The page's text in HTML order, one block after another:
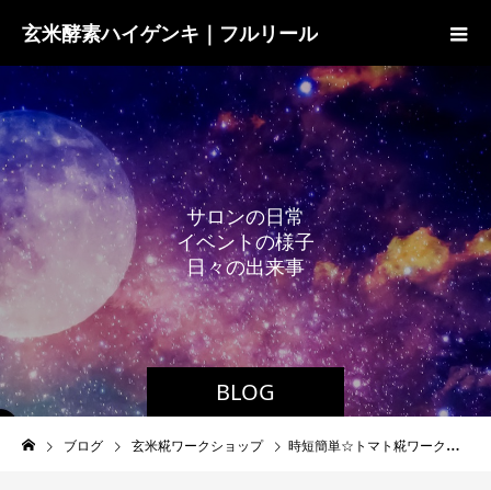
玄米酵素ハイゲンキ｜フルリール
BLOG
サロンの日常
イベン トの様子
日々の出来事
ブログ 玄米糀ワークショップ 時短簡単☆トマト糀ワークショップ｜ラ・ミニョン